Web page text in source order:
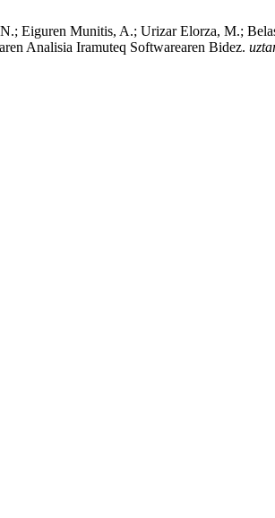
Eiguren Munitis, A.; Urizar Elorza, M.;
Analisia Iramuteq Softwarearen Bidez.